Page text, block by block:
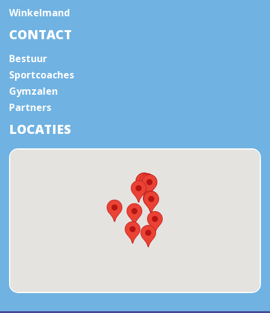
Winkelmand
CONTACT
Bestuur
Sportcoaches
Gymzalen
Partners
LOCATIES